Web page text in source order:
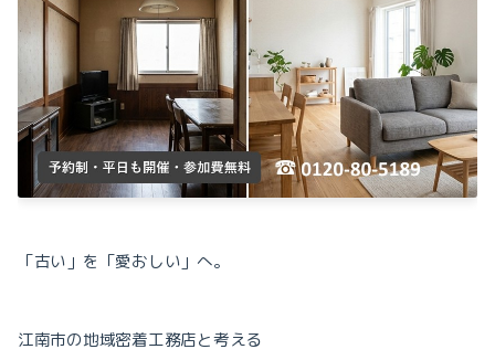
「古い」を「愛おしい」へ。
江南市の地域密着工務店と考える